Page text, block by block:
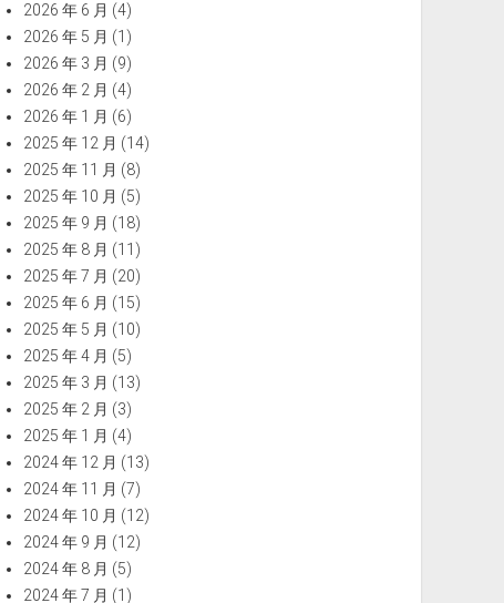
2026 年 6 月 (4)
2026 年 5 月 (1)
2026 年 3 月 (9)
2026 年 2 月 (4)
2026 年 1 月 (6)
2025 年 12 月 (14)
2025 年 11 月 (8)
2025 年 10 月 (5)
2025 年 9 月 (18)
2025 年 8 月 (11)
2025 年 7 月 (20)
2025 年 6 月 (15)
2025 年 5 月 (10)
2025 年 4 月 (5)
2025 年 3 月 (13)
2025 年 2 月 (3)
2025 年 1 月 (4)
2024 年 12 月 (13)
2024 年 11 月 (7)
2024 年 10 月 (12)
2024 年 9 月 (12)
2024 年 8 月 (5)
2024 年 7 月 (1)